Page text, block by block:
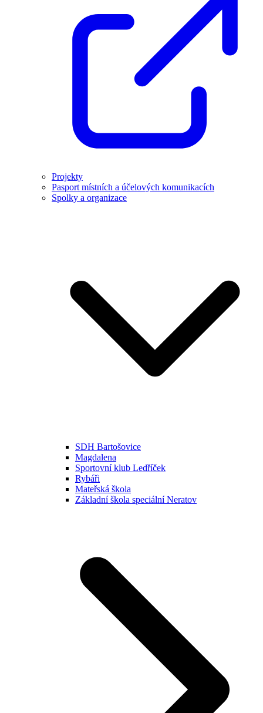
Projekty
Pasport místních a účelových komunikacích
Spolky a organizace
SDH Bartošovice
Magdalena
Sportovní klub Ledříček
Rybáři
Mateřská škola
Základní škola speciální Neratov